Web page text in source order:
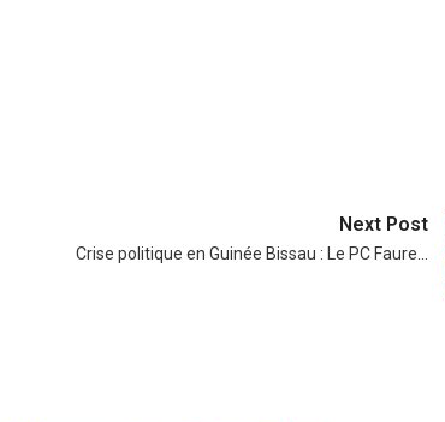
Next Post
Crise politique en Guinée Bissau : Le PC Faure…